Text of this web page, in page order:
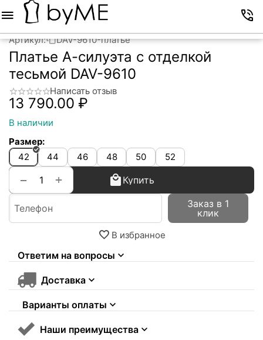
Артикул: DAV-9610-платье
Платье А-силуэта с отделкой
тесьмой DAV-9610
Написать отзыв
13 790.00 ₽
В наличии
Размер:
42
44 46 48 50 52
+
−
Купить
Заказ в 1
клик
В избранное
Ответим на вопросы
Доставка
Варианты оплаты
Наши преимущества
Меню Корзина Контакты